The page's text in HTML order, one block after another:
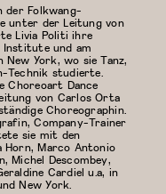
der Folkwang-
unter der Leitung von
Livia Politi ihre
Institute und am
New York, wo sie Tanz,
Technik studierte.
Choreoart Dance
von Carlos Orta
Choreographin.
Company-Trainer
sie mit den
Horn, Marco Antonio
Michel Descombey,
Cardiel u.a, in
New York.